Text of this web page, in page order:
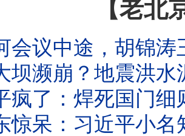
【老北
胡锦涛王岐山突露面？习近平动手抢香港保险钱了
洪水泥石流齐发，九孔承不住；大河南公开挺西平大侠
门细则出炉，出入境局造反了？八毒招阻出境，内幕竟
平小名知了！河南杨佳手刃恶霸后出逃，乡亲全力